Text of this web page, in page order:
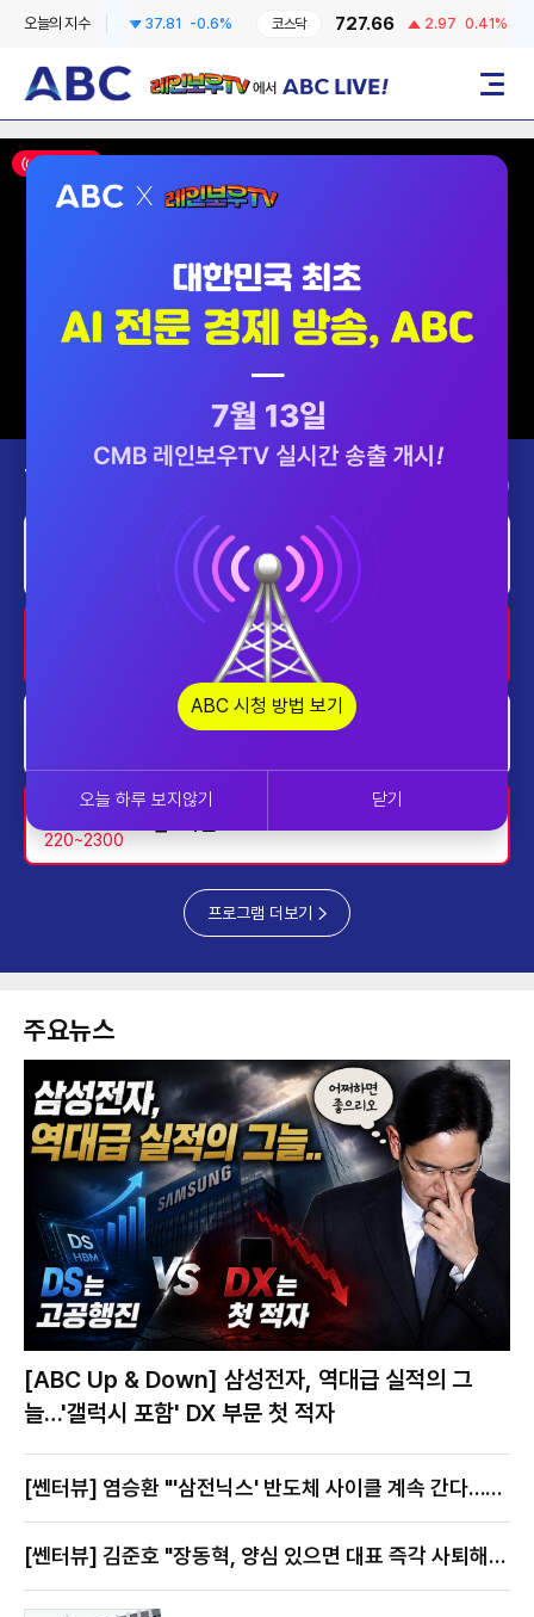
오늘의 지수
6258.57 37.81 -0.6% 코스닥 727.66 2.97 0.41%
레인보우TV에서 ABC LIVE! 메뉴
ON AIR
Today’s Program 2026-08-07 (금)
프라임 5 (Prime 5)
투데이 업&다운
AI 톡톡
220~2300
프로그램 더보기
주요뉴스
[ABC Up & Down] 삼성전자, 역대급 실적의 그
늘…'갤럭시 포함' DX 부문 첫 적자
[쎈터뷰] 염승환 "'삼전닉스' 반도체 사이클 계속 간다…지
금이 절호의 찬스"
[쎈터뷰] 김준호 "장동혁, 양심 있으면 대표 즉각 사퇴해
ABC 시청 방법 보기
오늘 하루 보지않기 닫기